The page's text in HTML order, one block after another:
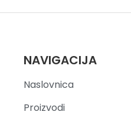
NAVIGACIJA
Naslovnica
Proizvodi